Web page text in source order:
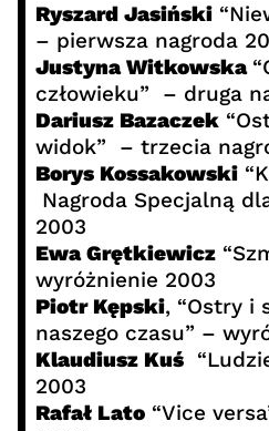
Ryszard Jasiński
– pierwsza nagroda
Justyna Witkowska
człowieku” – druga
Dariusz Bazaczek
widok” – trzecia
Borys Kossakowski
Nagroda Specjalną
2003
Ewa Grętkiewicz
wyróżnienie 2003
Piotr Kępski, “Ostry i
naszego czasu” –
Klaudiusz Kuś
2003
Rafał Lato“Vice